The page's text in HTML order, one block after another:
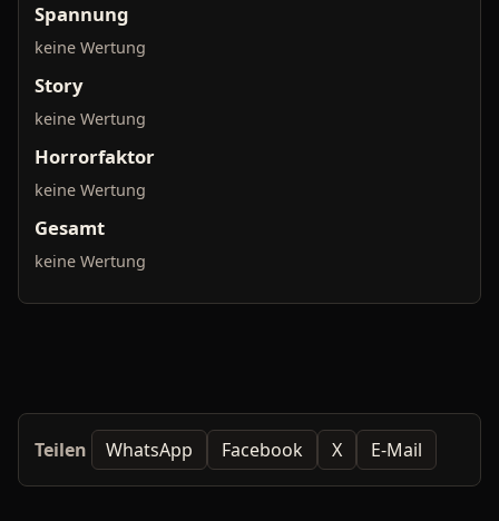
Spannung
keine Wertung
Story
keine Wertung
Horrorfaktor
keine Wertung
Gesamt
keine Wertung
Teilen WhatsApp Facebook X E-Mail